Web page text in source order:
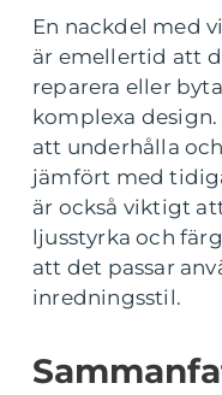
En nackdel med
är emellertid att
reparera eller
komplexa
att underhålla
jämfört med
är också viktigt
ljusstyrka och
att det passar
inredningsstil.